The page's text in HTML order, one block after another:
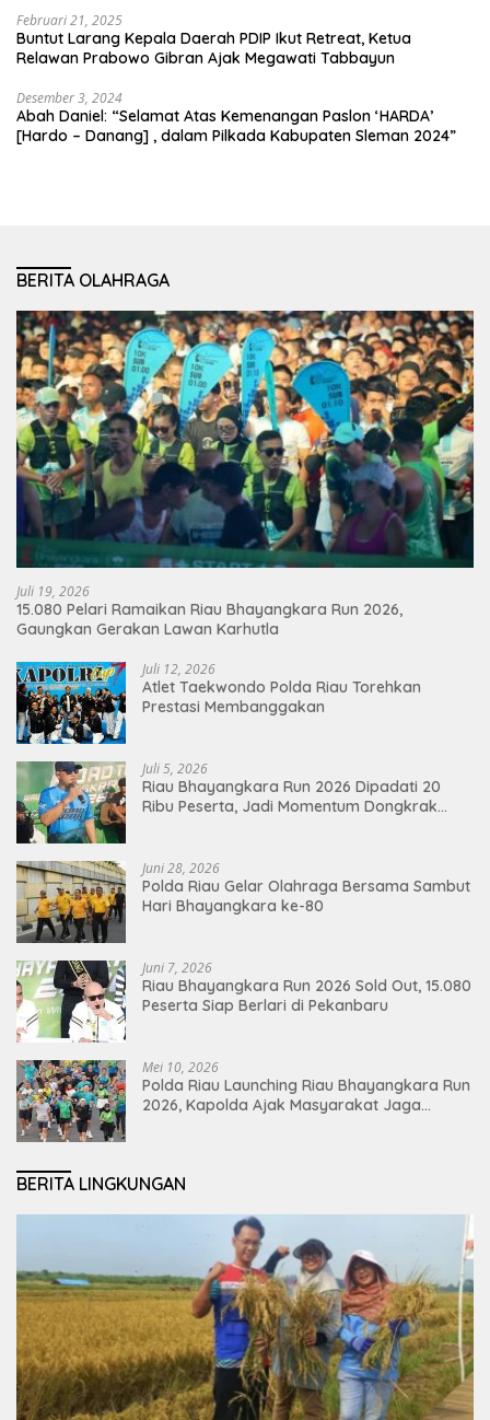
Februari 21, 2025
Buntut Larang Kepala Daerah PDIP Ikut Retreat, Ketua
Relawan Prabowo Gibran Ajak Megawati Tabbayun
Desember 3, 2024
Abah Daniel: “Selamat Atas Kemenangan Paslon ‘HARDA’
[Hardo – Danang] , dalam Pilkada Kabupaten Sleman 2024”
BERITA OLAHRAGA
Juli 19, 2026
15.080 Pelari Ramaikan Riau Bhayangkara Run 2026,
Gaungkan Gerakan Lawan Karhutla
Juli 12, 2026
Atlet Taekwondo Polda Riau Torehkan
Prestasi Membanggakan
Juli 5, 2026
Riau Bhayangkara Run 2026 Dipadati 20
Ribu Peserta, Jadi Momentum Dongkrak
Juni 28, 2026
Polda Riau Gelar Olahraga Bersama Sambut
Hari Bhayangkara ke-80
Juni 7, 2026
Riau Bhayangkara Run 2026 Sold Out, 15.080
Peserta Siap Berlari di Pekanbaru
Mei 10, 2026
Polda Riau Launching Riau Bhayangkara Run
2026, Kapolda Ajak Masyarakat Jaga
BERITA LINGKUNGAN